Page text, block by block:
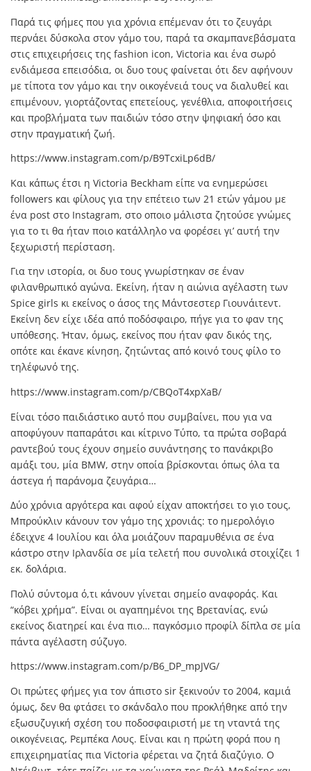
Παρά τις φήμες που για χρόνια επέμεναν ότι το ζευγάρι
περνάει δύσκολα στον γάμο του, παρά τα σκαμπανεβάσματα
στις επιχειρήσεις της fashion icon, Victoria και ένα σωρό
ενδιάμεσα επεισόδια, οι δυο τους φαίνεται ότι δεν αφήνουν
με τίποτα τον γάμο και την οικογένειά τους να διαλυθεί και
επιμένουν, γιορτάζοντας επετείους, γενέθλια, αποφοιτήσεις
και προβλήματα των παιδιών τόσο στην ψηφιακή όσο και
στην πραγματική ζωή.
https://www.instagram.com/p/B9TcxiLp6dB/
Και κάπως έτσι η Victoria Beckham είπε να ενημερώσει
followers και φίλους για την επέτειο των 21 ετών γάμου με
ένα post στο Instagram, στο οποιο μάλιστα ζητούσε γνώμες
για το τι θα ήταν ποιο κατάλληλο να φορέσει γι’ αυτή την
ξεχωριστή περίσταση.
Για την ιστορία, οι δυο τους γνωρίστηκαν σε έναν
φιλανθρωπικό αγώνα. Εκείνη, ήταν η αιώνια αγέλαστη των
Spice girls κι εκείνος ο άσος της Μάντσεστερ Γιουνάιτεντ.
Εκείνη δεν είχε ιδέα από ποδόσφαιρο, πήγε για το φαν της
υπόθεσης. Ήταν, όμως, εκείνος που ήταν φαν δικός της,
οπότε και έκανε κίνηση, ζητώντας από κοινό τους φίλο το
τηλέφωνό της.
https://www.instagram.com/p/CBQoT4xpXaB/
Είναι τόσο παιδιάστικο αυτό που συμβαίνει, που για να
αποφύγουν παπαράτσι και κίτρινο Τύπο, τα πρώτα σοβαρά
ραντεβού τους έχουν σημείο συνάντησης το πανάκριβο
αμάξι του, μία BMW, στην οποία βρίσκονται όπως όλα τα
άστεγα ή παράνομα ζευγάρια…
Δύο χρόνια αργότερα και αφού είχαν αποκτήσει το γιο τους,
Μπρούκλιν κάνουν τον γάμο της χρονιάς: το ημερολόγιο
έδειχνε 4 Ιουλίου και όλα μοιάζουν παραμυθένια σε ένα
κάστρο στην Ιρλανδία σε μία τελετή που συνολικά στοιχίζει 1
εκ. δολάρια.
Πολύ σύντομα ό,τι κάνουν γίνεται σημείο αναφοράς. Και
“κόβει χρήμα”. Είναι οι αγαπημένοι της Βρετανίας, ενώ
εκείνος διατηρεί και ένα πιο… παγκόσμιο προφίλ δίπλα σε μία
πάντα αγέλαστη σύζυγο.
https://www.instagram.com/p/B6_DP_mpJVG/
Οι πρώτες φήμες για τον άπιστο sir ξεκινούν το 2004, καμιά
όμως, δεν θα φτάσει το σκάνδαλο που προκλήθηκε από την
εξωσυζυγική σχέση του ποδοσφαιριστή με τη νταντά της
οικογένειας, Ρεμπέκα Λους. Είναι και η πρώτη φορά που η
επιχειρηματίας πια Victoria φέρεται να ζητά διαζύγιο. Ο